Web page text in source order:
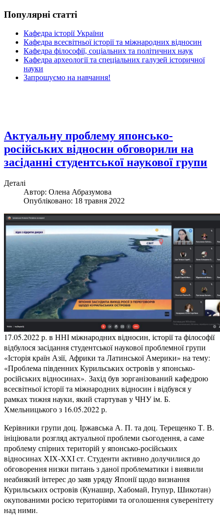
Популярні статті
Кафедра історії України
Кафедра всесвітньої історії та міжнародних відносин
Кафедра філософії, соціальних та політичних наук
Кафедра археології та спеціальних галузей історичної
науки
Запрошуємо на навчання!
Актуальну проблему японсько-
російських відносин обговорили на
засіданні студентської наукової групи
Деталі
Автор: Олена Абразумова
Опубліковано: 18 травня 2022
17.05.2022 р. в ННІ міжнародних відносин, історії та філософії
відбулося засідання студентської наукової проблемної групи
«Історія країн Азії, Африки та Латинської Америки» на тему:
«Проблема південних Курильських островів у японсько-
російських відносинах». Захід був зорганізований кафедрою
всесвітньої історії та міжнародних відносин і відбувся у
рамках тижня науки, який стартував у ЧНУ ім. Б.
Хмельницького з 16.05.2022 р.
Керівники групи доц. Іржавська А. П. та доц. Терещенко Т. В.
ініціювали розгляд актуальної проблеми сьогодення, а саме
проблему спірних територій у японсько-російських
відносинах ХІХ-ХХІ ст. Студенти активно долучилися до
обговорення низки питань з даної проблематики і виявили
неабиякий інтерес до заяв уряду Японії щодо визнання
Курильських островів (Кунашир, Хабомай, Ітупур, Шикотан)
окупованими росією територіями та оголошення суверенітету
над ними.